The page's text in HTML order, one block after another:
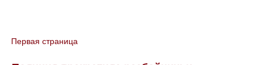
You are here
Первая страница